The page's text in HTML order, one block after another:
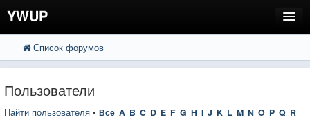
YWUP
FAQСписок форумов
Пользователи
Найти пользователя • Все A B C D E F G H I J K L M N O P Q R